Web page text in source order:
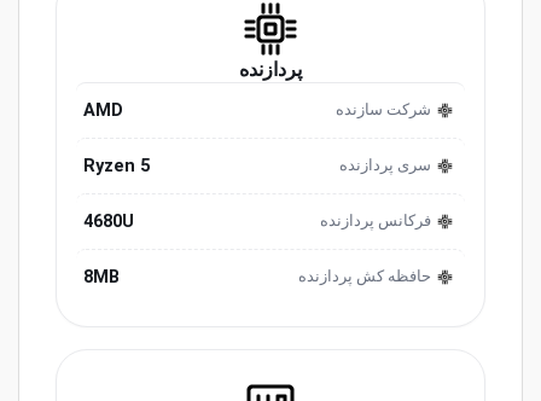
پردازنده
شرکت سازنده AMD
سری پردازنده Ryzen 5
فرکانس پردازنده 4680U
حافظه کش پردازنده 8MB